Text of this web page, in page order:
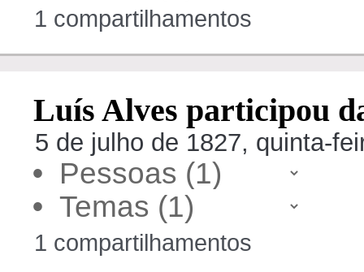
1 compartilhamentos
Luís Alves participou
5 de julho de 1827, quinta-
•
•
1 compartilhamentos